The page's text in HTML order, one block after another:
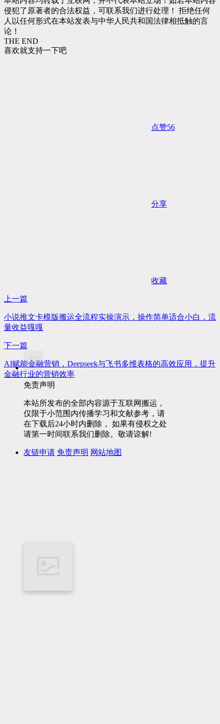
侵犯了原著者的合法权益，可联系我们进行处理！ 拒绝任何
人以任何形式在本站发表与中华人民共和国法律相抵触的言
论！
THE END
喜欢就支持一下吧
点赞56
分享
收藏
上一篇
小说推文卡模版搬运全流程实操演示，操作简单适合小白，流
量收益嘎嘎
下一篇
AI赋能金融营销，Deepseek与飞书多维表格的高效应用，提升
金融行业的营销效率
免责声明
本站所发布的全部内容源于互联网搬运，
仅限于小范围内传播学习和文献参考，请
在下载后24小时内删除， 如果有侵权之处
请第一时间联系我们删除。敬请谅解!
友链申请 免责声明 网站地图